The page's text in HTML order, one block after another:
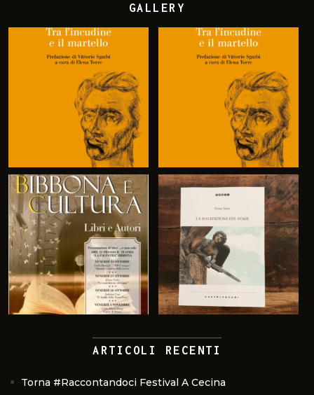
GALLERY
ARTICOLI RECENTI
Torna #Raccontandoci Festival A Cecina